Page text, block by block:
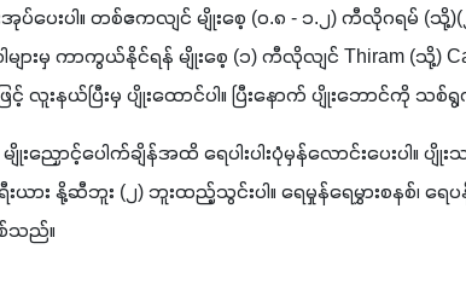
းအုပ်ပေးပါ။ တစ်ဧကလျင် မျိုးစေ့ (၀.၈ - ၁.၂) ကီလိုဂရမ် (သို့
များမှ ကာကွယ်နိုင်ရန် မျိုးစေ့ (၁) ကီလိုလျင် Thiram (သို့)
ဖြင့် လူးနယ်ပြီးမှ ပျိုးထောင်ပါ။ ပြီးနောက် ပျိုးဘောင်ကို သ
ျိုးညှောင့်ပေါက်ချိန်အထိ ရေပါးပါးပုံမှန်လောင်းပေးပါ။ ပ
း နို့ဆီဘူး (၂) ဘူးထည့်သွင်းပါ။ ရေမှုန်ရေမွှားစနစ်၊ ရေပ
သည်။